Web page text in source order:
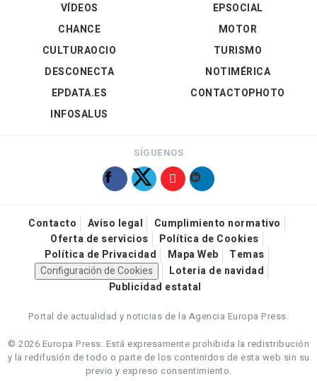
VÍDEOS
EPSOCIAL
CHANCE
CULTURAOCIO
DESCONECTA
EPDATA.ES
INFOSALUS
MOTOR
TURISMO
NOTIMÉRICA
CONTACTOPHOTO
SÍGUENOS
Contacto Aviso legal
Cumplimiento normativo
Oferta de servicios
Política de Cookies
Política de Privacidad
Mapa Web
Temas
Configuración de Cookies
Loteria de navidad
Publicidad estatal
Portal de actualidad y noticias de la Agencia Europa Press.
© 2026 Europa Press. Está expresamente prohibida la redistribución
y la redifusión de todo o parte de los contenidos de esta web sin su
previo y expreso consentimiento.